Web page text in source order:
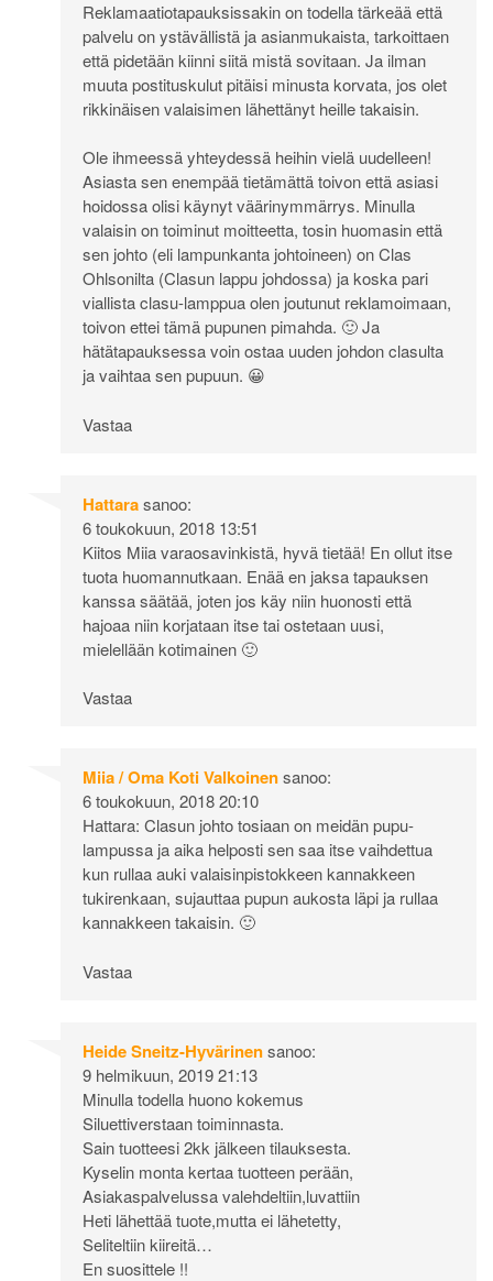
Reklamaatiotapauksissakin on todella tärkeää että
palvelu on ystävällistä ja asianmukaista, tarkoittaen
että pidetään kiinni siitä mistä sovitaan. Ja ilman
muuta postituskulut pitäisi minusta korvata, jos olet
rikkinäisen valaisimen lähettänyt heille takaisin.
Ole ihmeessä yhteydessä heihin vielä uudelleen!
Asiasta sen enempää tietämättä toivon että asiasi
hoidossa olisi käynyt väärinymmärrys. Minulla
valaisin on toiminut moitteetta, tosin huomasin että
sen johto (eli lampunkanta johtoineen) on Clas
Ohlsonilta (Clasun lappu johdossa) ja koska pari
viallista clasu-lamppua olen joutunut reklamoimaan,
toivon ettei tämä pupunen pimahda. 🙂 Ja
hätätapauksessa voin ostaa uuden johdon clasulta
ja vaihtaa sen pupuun. 😀
Vastaa
Hattarasanoo:
6 toukokuun, 2018 13:51
Kiitos Miia varaosavinkistä, hyvä tietää! En ollut itse
tuota huomannutkaan. Enää en jaksa tapauksen
kanssa säätää, joten jos käy niin huonosti että
hajoaa niin korjataan itse tai ostetaan uusi,
mielellään kotimainen 🙂
Vastaa
Miia / Oma Koti Valkoinensanoo:
6 toukokuun, 2018 20:10
Hattara: Clasun johto tosiaan on meidän pupu-
lampussa ja aika helposti sen saa itse vaihdettua
kun rullaa auki valaisinpistokkeen kannakkeen
tukirenkaan, sujauttaa pupun aukosta läpi ja rullaa
kannakkeen takaisin. 🙂
Vastaa
Heide Sneitz-Hyvärinensanoo:
9 helmikuun, 2019 21:13
Minulla todella huono kokemus
Siluettiverstaan toiminnasta.
Sain tuotteesi 2kk jälkeen tilauksesta.
Kyselin monta kertaa tuotteen perään,
Asiakaspalvelussa valehdeltiin,luvattiin
Heti lähettää tuote,mutta ei lähetetty,
Seliteltiin kiireitä…
En suosittele !!